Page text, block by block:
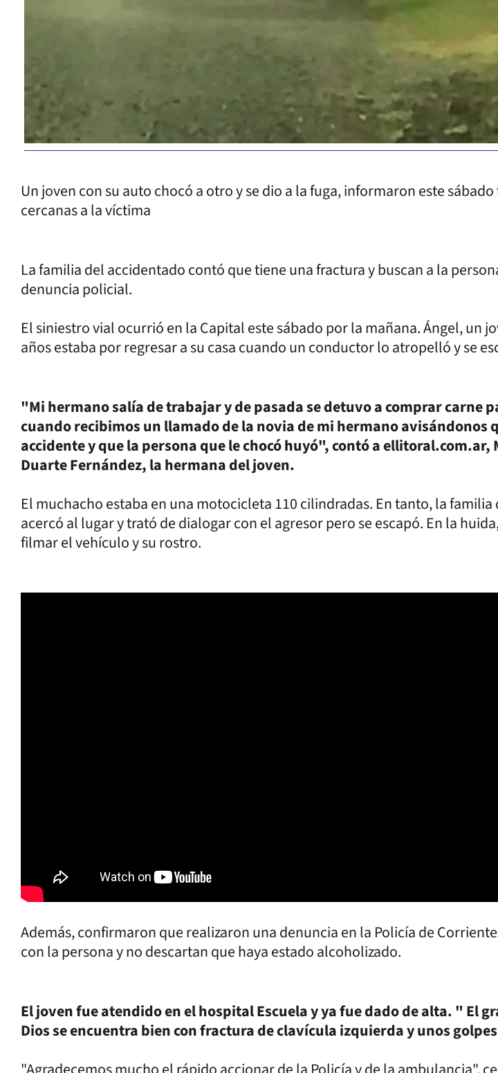
Un joven con su auto chocó a otro y se dio a la fuga, informaron este
cercanas a la víctima
La familia del accidentado contó que tiene una fractura y buscan a la
denuncia policial.
El siniestro vial ocurrió en la Capital este sábado por la mañana. Ángel, un
años estaba por regresar a su casa cuando un conductor lo atropelló y se
"Mi hermano salía de trabajar y de pasada se detuvo a comprar carne
cuando recibimos un llamado de la novia de mi hermano avisándonos
accidente y que la persona que le chocó huyó", contó a ellitoral.com.ar,
Duarte Fernández, la hermana del joven.
El muchacho estaba en una motocicleta 110 cilindradas. En tanto, la familia
acercó al lugar y trató de dialogar con el agresor pero se escapó. En la
filmar el vehículo y su rostro.
Además, confirmaron que realizaron una denuncia en la Policía de
con la persona y no descartan que haya estado alcoholizado.
El joven fue atendido en el hospital Escuela y ya fue dado de alta. " El
Dios se encuentra bien con fractura de clavícula izquierda y unos